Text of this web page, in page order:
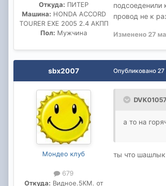
Откуда: ПИТЕР
Машина: HONDA ACCORD
TOURER EXE 2005 2.4 АКПП
Пол: Мужчина
подсоеденили
провод не к
Изменено 27
sbx2007
Мондео клуб
679
Откуда: Видное.5КМ. от
Опубликовано 27
а то на
ты что